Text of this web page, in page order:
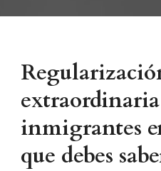
inmigrantes
que debes